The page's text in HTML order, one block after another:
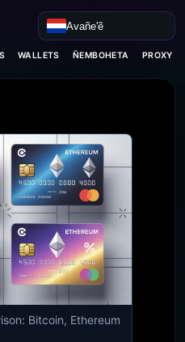
Avañe'ẽ
WALLETS ÑEMBOHETA PROXY
Bitcoin, Ethereum